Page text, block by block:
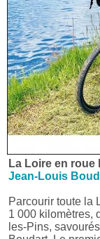
La Loire en roue
Jean-Louis
Parcourir toute la
1 000 kilomètres,
les-Pins,